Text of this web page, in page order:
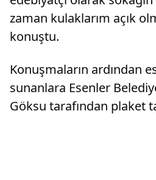
zaman kulaklarım açık
konuştu.
Konuşmaların ardından
sunanlara Esenler
Göksu tarafından plaket